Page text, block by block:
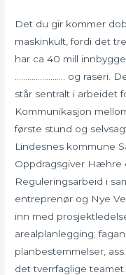
Det du gir kommer
maskinkult, fordi det
har ca 40 mill
…………………… og raseri.
står sentralt i arbeidet
Kommunikasjon
første stund og
Lindesnes kommune
Oppdragsgiver Hæhre
Reguleringsarbeid i
entreprenør og Nye
inn med
arealplanlegging;
planbestemmelser,
det tverrfaglige